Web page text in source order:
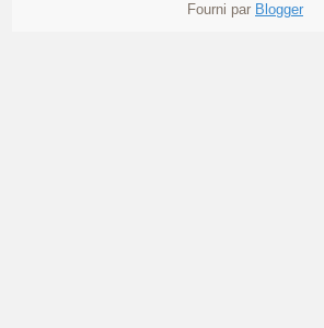
Fourni par Blogger